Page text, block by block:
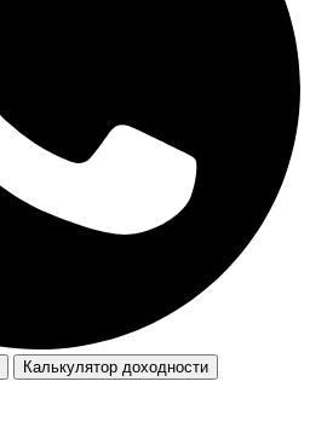
Калькулятор доходности